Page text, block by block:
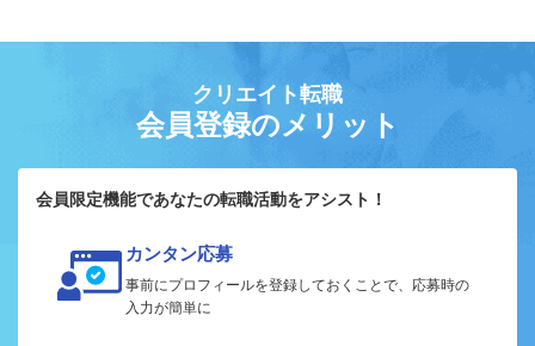
クリエイト転職
会員登録のメリット
会員限定機能であなたの転職活動をアシスト！
カンタン応募
事前にプロフィールを登録しておくことで、応募時の
入力が簡単に